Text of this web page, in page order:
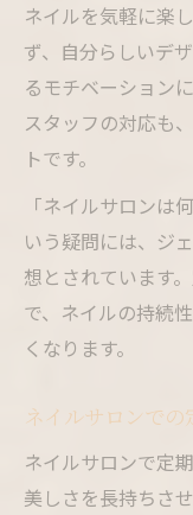
ネイルを気軽に楽
ず、自分らしいデ
るモチベーション
スタッフの対応も
トです。
「ネイルサロンは
いう疑問には、ジ
想とされています
で、ネイルの持続
くなります。
ネイルサロンで
ネイルサロンで定
美しさを長持ちさ